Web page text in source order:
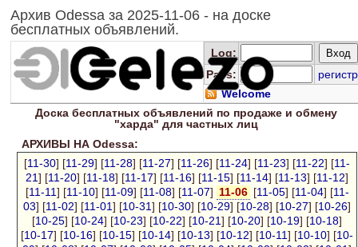
Архив Odessa за 2025-11-06 - на доске
бесплатных объявлений.
Log:
Pass:
регистр
Welcome
Доска бесплатныхобъявлений по продаже и обмену
"харда" для частных лиц
АРХИВЫ НА Odessa:
[11-30] [11-29] [11-28] [11-27] [11-26] [11-24] [11-23] [11-22] [11-
21] [11-20] [11-18] [11-17] [11-16] [11-15] [11-14] [11-13] [11-12]
[11-11] [11-10] [11-09] [11-08] [11-07] 11-06 [11-05] [11-04] [11-
03] [11-02] [11-01] [10-31] [10-30] [10-29] [10-28] [10-27] [10-26]
[10-25] [10-24] [10-23] [10-22] [10-21] [10-20] [10-19] [10-18]
[10-17] [10-16] [10-15] [10-14] [10-13] [10-12] [10-11] [10-10] [10-